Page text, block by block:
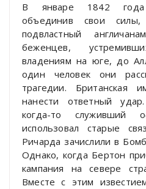
В январе 1842 года
объединив свои силы,
подвластный
беженцев,
владениям на юге, до
один человек они
трагедии. Британская
нанести ответный
когда-то служивший
использовал старые
Ричарда зачислили в
Однако, когда Бертон
кампания на севере
Вместе с этим